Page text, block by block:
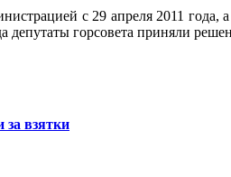
с 29 апреля 2011 года,
депутаты горсовета приняли
взятки